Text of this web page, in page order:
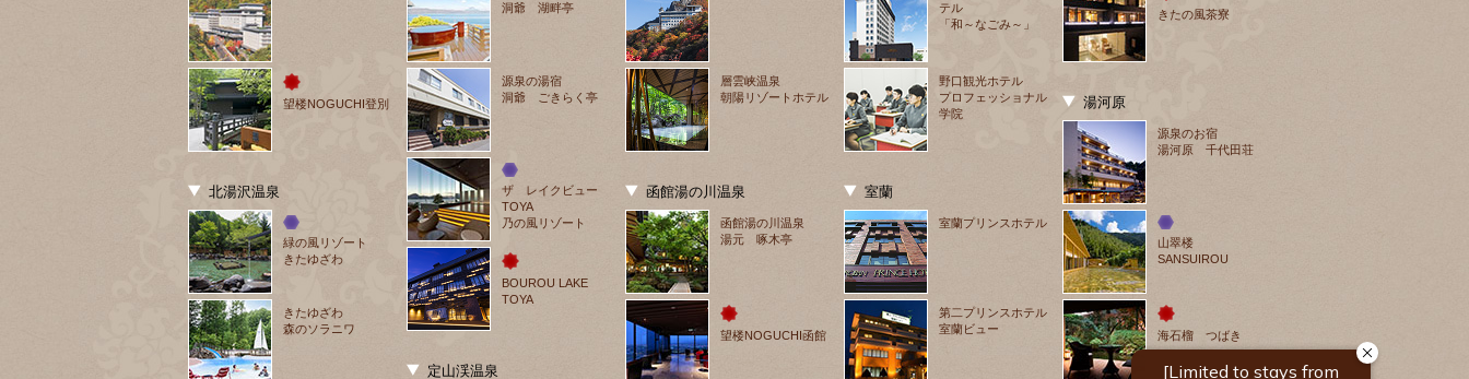
望楼NOGUCHI登別
北湯沢温泉
緑の風リゾート
きたゆざわ
きたゆざわ
森のソラニワ
洞爺 湖畔亭
源泉の湯宿
洞爺 ごきらく亭
ザ　レイクビュー
TOYA
乃の風リゾート
BOUROU LAKE
TOYA
定山渓温泉
層雲峡温泉
朝陽リゾートホテル
函館湯の川温泉
函館湯の川温泉
湯元 啄木亭
望楼NOGUCHI函館
テル
「和～なごみ～」
野口観光ホテル
プロフェッショナル
学院
室蘭
室蘭プリンスホテル
第二プリンスホテル
室蘭ビュー
きたの風茶寮
湯河原
源泉のお宿
湯河原 千代田荘
山翠楼
SANSUIROU
海石榴 つばき